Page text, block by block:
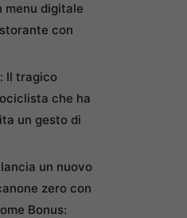
menu digitale
con
Il tragico
che ha
un gesto di
un nuovo
zero con
Bonus: